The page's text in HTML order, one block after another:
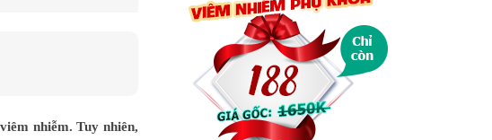
nhiễm. Tuy nhiên,